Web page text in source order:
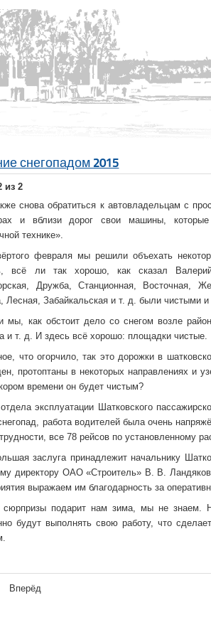
снегопадом 2015
из 2
снова обратиться к автовладельцам с
и вблизи дорог свои машины,
технике».
февраля мы решили объехать
всё ли так хорошо, как сказал
Дружба, Станционная, Восточная,
Лесная, Забайкальская и т. д. были чистыми
мы, как обстоит дело со снегом возле
и т. д. И здесь всё хорошо: площадки чистые.
что огорчило, так это дорожки в
протоптаны в некоторых направлениях и
времени он будет чистым?
эксплуатации Шатковского
работа водителей была очень
все 78 рейсов по установленному
заслуга принадлежит начальнику
директору ОАО «Строитель» В. В.
выражаем им благодарность за
подарит нам зима, мы не знаем.
будут выполнять свою работу, что
Вперёд